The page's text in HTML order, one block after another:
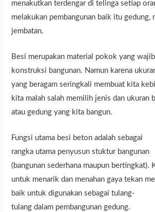
menakutkan terdengar di telinga setiap
melakukan pembangunan baik itu gedung,
jembatan.
Besi merupakan material pokok yang
konstruksi bangunan. Namun karena
yang beragam seringkali membuat kita
kita malah salah memilih jenis dan ukuran
atau gedung yang kita bangun.
Fungsi utama besi beton adalah sebagai
rangka utama penyusun stuktur bangunan
(bangunan sederhana maupun bertingkat).
untuk menarik dan menahan gaya tekan
baik untuk digunakan sebagai tulang-
tulang dalam pembangunan gedung.